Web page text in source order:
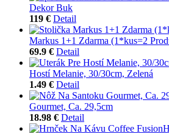
Dekor Buk
119 € Detail
Markus 1+1 Zdarma (1*kus=2
69.9 € Detail
Hostí Melanie, 30/30cm, Zelená
1.49 € Detail
Gourmet, Ca. 29,5cm
18.98 € Detail